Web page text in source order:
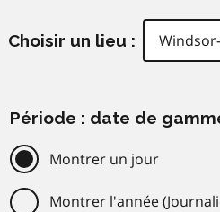
Choisir un lieu :
Période : date de
Montrer un jour
Montrer l'année